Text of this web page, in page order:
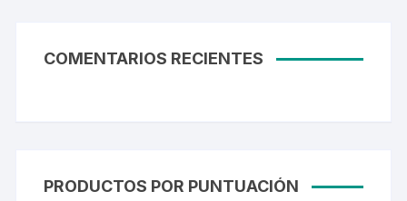
COMENTARIOS RECIENTES
PRODUCTOS POR PUNTUACIÓN